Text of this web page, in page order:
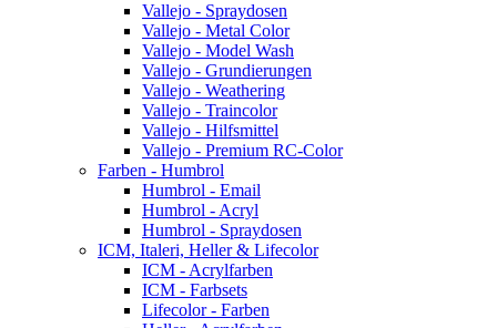
Vallejo - Spraydosen
Vallejo - Metal Color
Vallejo - Model Wash
Vallejo - Grundierungen
Vallejo - Weathering
Vallejo - Traincolor
Vallejo - Hilfsmittel
Vallejo - Premium RC-Color
Farben - Humbrol
Humbrol - Email
Humbrol - Acryl
Humbrol - Spraydosen
ICM, Italeri, Heller & Lifecolor
ICM - Acrylfarben
ICM - Farbsets
Lifecolor - Farben